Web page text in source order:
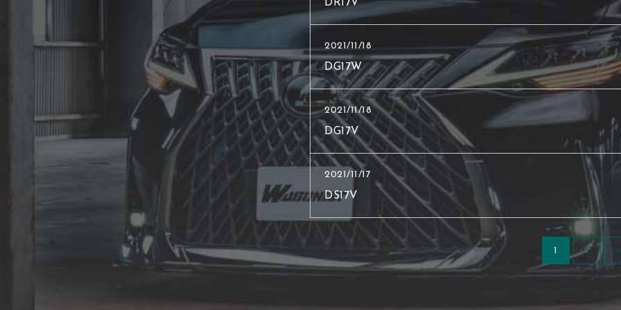
DR17V
2021/11/18
DG17W
2021/11/18
DG17V
2021/11/17
DS17V
1 2